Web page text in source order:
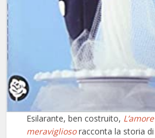
Esilarante, ben costruito,
meravigliosoracconta la storia